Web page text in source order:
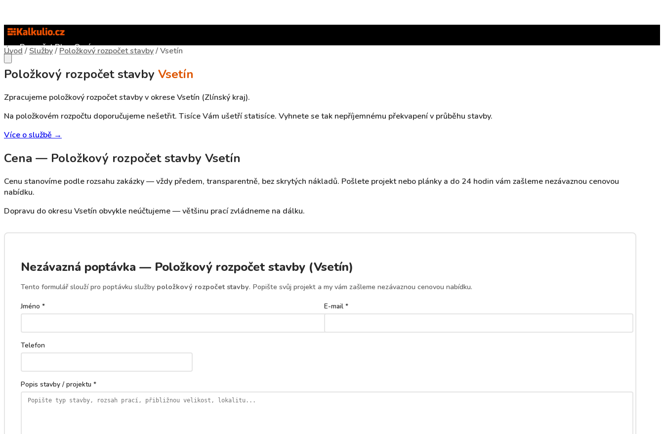
RozpočetBlogO nás
Úvod / Služby/ Položkový rozpočet stavby/Vsetín
Položkový rozpočet stavby Vsetín
Zpracujeme položkový rozpočet stavby v okrese Vsetín (Zlínský kraj).
Na položkovém rozpočtu doporučujeme nešetřit. Tisíce Vám ušetří statisíce. Vyhnete se tak nepříjemnému překvapení v průběhu stavby.
Více o službě →
Cena — Položkový rozpočet stavby Vsetín
Cenu stanovíme podle rozsahu zakázky — vždy předem, transparentně, bez skrytých nákladů. Pošlete projekt nebo plánky a do 24 hodin vám zašleme nezávaznou cenovou
nabídku.
Dopravu do okresu Vsetín obvykle neúčtujeme — většinu prací zvládneme na dálku.
Nezávazná poptávka — Položkový rozpočet stavby (Vsetín)
Tento formulář slouží pro poptávku služby položkový rozpočet stavby. Popište svůj projekt a my vám zašleme nezávaznou cenovou nabídku.
Jméno * E-mail *
Telefon
Popis stavby / projektu *